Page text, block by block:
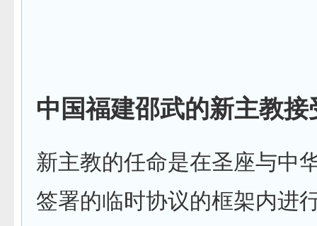
中国福建邵武的新主教接
新主教的任命是在圣座与中
签署的临时协议的框架内进